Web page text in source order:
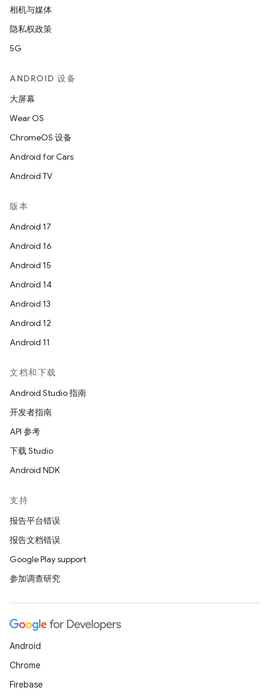
相机与媒体
隐私权政策
5G
ANDROID 设备
大屏幕
Wear OS
ChromeOS 设备
Android for Cars
Android TV
版本
Android 17
Android 16
Android 15
Android 14
Android 13
Android 12
Android 11
文档和下载
Android Studio 指南
开发者指南
API 参考
下载 Studio
Android NDK
支持
报告平台错误
报告文档错误
Google Play support
参加调查研究
Android
Chrome
Firebase